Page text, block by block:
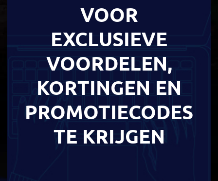
VOOR
EXCLUSIEVE
VOORDELEN,
KORTINGEN EN
PROMOTIECODES
TE KRIJGEN